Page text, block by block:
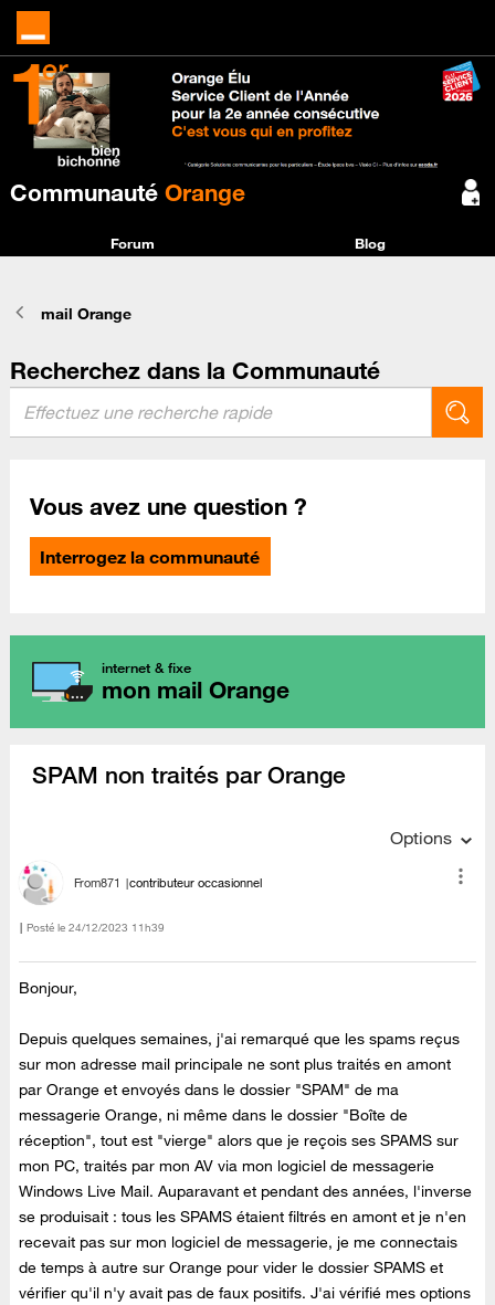
Communauté Orange
Forum Blog
mail Orange
Recherchez dans la Communauté
Vous avez une question ?
Interrogez la communauté
internet & fixe
mon mail Orange
SPAM non traités par Orange
Options
From871 contributeur occasionnel
Posté le ‎24/12/2023 11h39
Bonjour,
Depuis quelques semaines, j'ai remarqué que les spams reçus
sur mon adresse mail principale ne sont plus traités en amont
par Orange et envoyés dans le dossier "SPAM" de ma
messagerie Orange, ni même dans le dossier "Boîte de
réception", tout est "vierge" alors que je reçois ses SPAMS sur
mon PC, traités par mon AV via mon logiciel de messagerie
Windows Live Mail. Auparavant et pendant des années, l'inverse
se produisait : tous les SPAMS étaient filtrés en amont et je n'en
recevait pas sur mon logiciel de messagerie, je me connectais
de temps à autre sur Orange pour vider le dossier SPAMS et
vérifier qu'il n'y avait pas de faux positifs. J'ai vérifié mes options